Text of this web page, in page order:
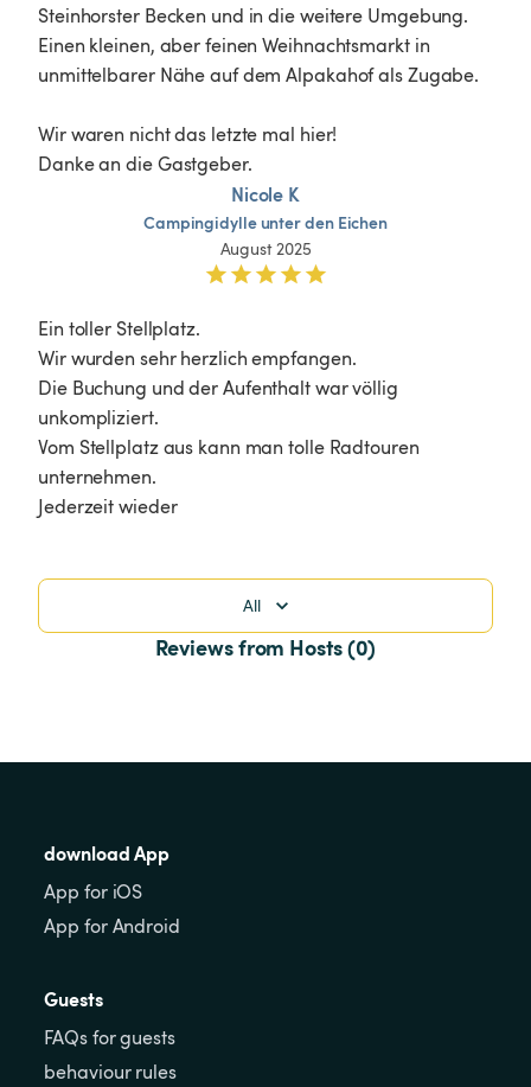
Steinhorster Becken und in die weitere Umgebung.
Einen kleinen, aber feinen Weihnachtsmarkt in
unmittelbarer Nähe auf dem Alpakahof als Zugabe.
Wir waren nicht das letzte mal hier!
Danke an die Gastgeber.
Nicole K
Campingidylle unterden Eichen
August 2025
Ein toller Stellplatz.
Wir wurden sehr herzlich empfangen.
Die Buchung und der Aufenthalt war völlig
unkompliziert.
Vom Stellplatz aus kann man tolle Radtouren
unternehmen.
Jederzeit wieder
All
Reviews from Hosts (0)
download App
App for iOS
App for Android
Guests
FAQs for guests
behaviour rules